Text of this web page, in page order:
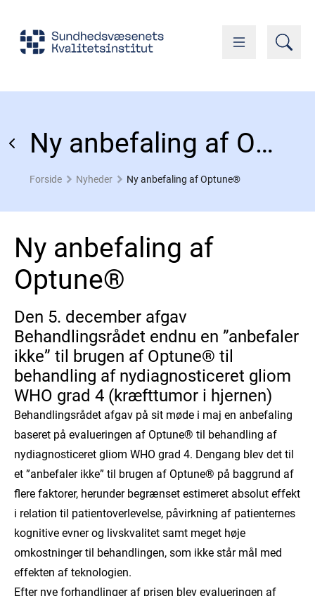
Ny anbefaling af Optune®
Forside Nyheder Ny anbefaling af Optune®
Ny anbefaling af
Optune®
Den 5. december afgav
Behandlingsrådet endnu en ”anbefaler
ikke” til brugen af Optune® til
behandling af nydiagnosticeret gliom
WHO grad 4 (kræfttumor i hjernen)
Behandlingsrådet afgav på sit møde i maj en anbefaling
baseret på evalueringen af Optune® til behandling af
nydiagnosticeret gliom WHO grad 4. Dengang blev det til
et ”anbefaler ikke” til brugen af Optune® på baggrund af
flere faktorer, herunder begrænset estimeret absolut effekt
i relation til patientoverlevelse, påvirkning af patienternes
kognitive evner og livskvalitet samt meget høje
omkostninger til behandlingen, som ikke står mål med
effekten af teknologien.
Efter nye forhandlinger af prisen blev evalueringen af